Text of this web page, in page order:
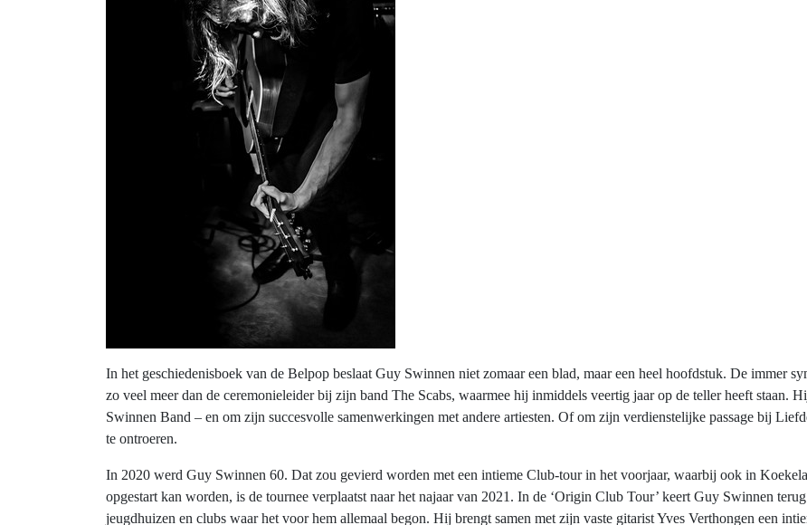
In het geschiedenisboek van de Belpop beslaat Guy Swinnen niet zomaar een blad, maar een heel hoofdstuk. De immer
zo veel meer dan de ceremonieleider bij zijn band The Scabs, waarmee hij inmiddels veertig jaar op de teller heeft staan.
Swinnen Band – en om zijn succesvolle samenwerkingen met andere artiesten. Of om zijn verdienstelijke passage bij
te ontroeren.
In 2020 werd Guy Swinnen 60. Dat zou gevierd worden met een intieme Club-tour in het voorjaar, waarbij ook in
opgestart kan worden, is de tournee verplaatst naar het najaar van 2021. In de ‘Origin Club Tour’ keert Guy Swinnen
jeugdhuizen en clubs waar het voor hem allemaal begon. Hij brengt samen met zijn vaste gitarist Yves Verthongen een